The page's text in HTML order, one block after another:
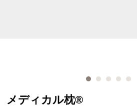
メディカル枕®